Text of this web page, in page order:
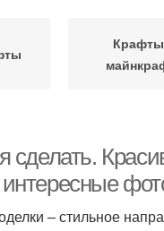
сделать.
– стильное